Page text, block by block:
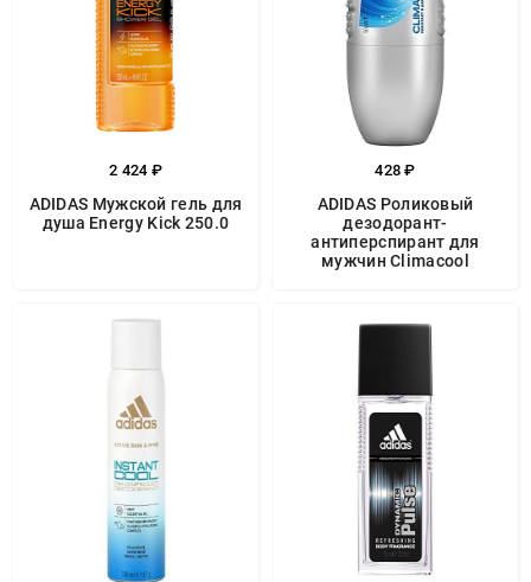
2 424 ₽
ADIDAS Мужской гель для
душа Energy Kick 250.0
428 ₽
ADIDAS Роликовый
дезодорант-
антиперспирант для
мужчин Climacool